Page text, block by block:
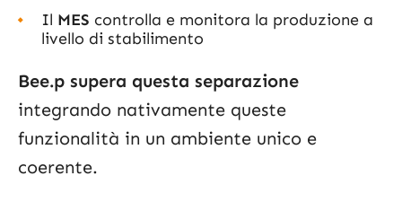
Il MES controlla e monitora la produzione a
livello di stabilimento
Bee.p supera questa separazione
integrando nativamente queste
funzionalità in un ambiente unico e
coerente.